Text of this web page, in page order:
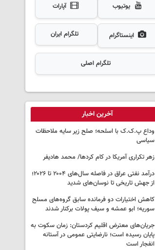
یوتیوب آپارات
اینستاگرام تلگرام ایران
تلگرام اصلی
آخرین اخبار
وداع پ.ک.ک با اسلحه؛ صلح زیر سایه ملاحظات
سیاسی
زهر تکراری آمریکا در کام کردها/ محمد هادیفر
درآمد نفتی عراق در فاصله سال‌های ۲۰۰۴ تا ۲۰۲۶؛
از جهش تاریخی تا نوسان‌های شدید
کاهش اختیارات دو فرمانده سابق گروه‌های مسلح
سوریه؛ ابو عمشه و سیف پولات برکنار شدند
جریان‌های معترض اقلیم کردستان: زمان سکوت به
پایان رسیده است؛ نارضایتی عمومی در آستانه
انفجار است